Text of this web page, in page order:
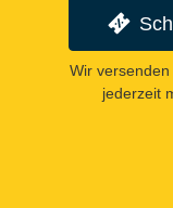
Wir
jederzeit